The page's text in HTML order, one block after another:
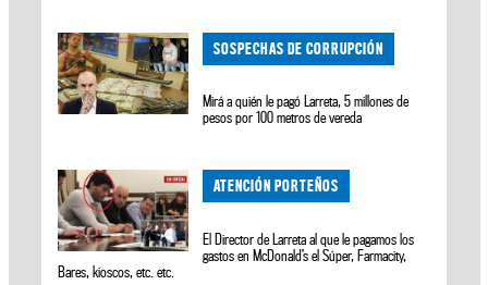
SOSPECHAS DE CORRUPCIÓN
Mirá a quién le pagó Larreta, 5 millones de
pesos por 100 metros de vereda
ATENCIÓN PORTEÑOS
El Director de Larreta al que le pagamos los
gastos en McDonald’s el Súper, Farmacity,
Bares, kioscos, etc. etc.